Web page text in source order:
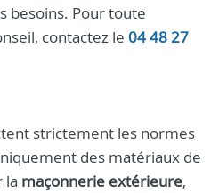
besoins. Pour toute
contactez le 04 48 27
strictement les normes
des matériaux de
la maçonnerie extérieure,